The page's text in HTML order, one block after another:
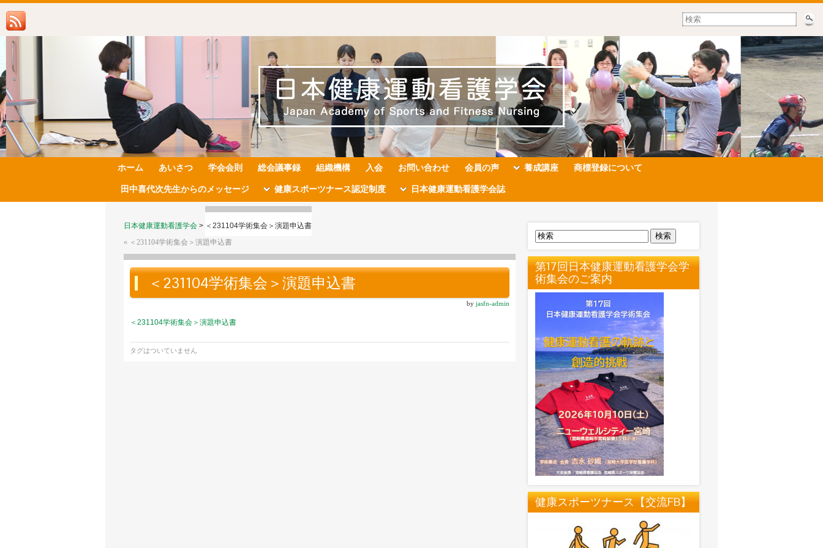
ホーム あいさつ 学会会則 総会議事録 組織機構 入会 お問い合わせ 会員の声 養成講座 商標登録について
田中喜代次先生からのメッセージ 健康スポーツナース認定制度 日本健康運動看護学会誌
日本健康運動看護学会 > ＜231104学術集会＞演題申込書
« ＜231104学術集会＞演題申込書
＜231104学術集会＞演題申込書
by jasfn-admin
＜231104学術集会＞演題申込書
タグはついていません
検索
第17回日本健康運動看護学会学
術集会のご案内
健康スポーツナース【交流FB】